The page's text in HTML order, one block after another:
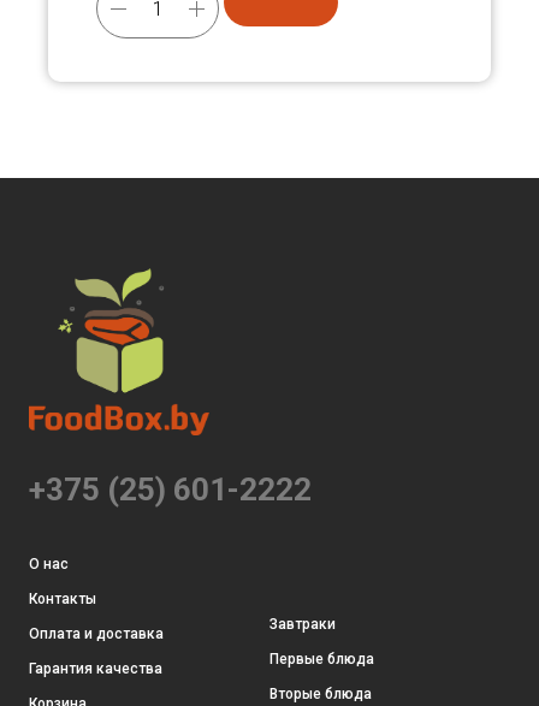
+375 (25) 601-2222
О нас
Контакты
Оплата и доставка
Гарантия качества
Завтраки
Первые блюда
Вторые блюда